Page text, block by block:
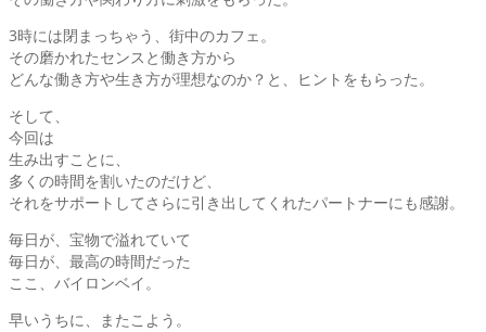
3時には閉まっちゃう、街中のカフェ。
その磨かれたセンスと働き方から
どんな働き方や生き方が理想なのか？と、ヒントをもらった。
そして、
今回は
生み出すことに、
多くの時間を割いたのだけど、
それをサポートしてさらに引き出してくれたパートナーにも感謝。
毎日が、宝物で溢れていて
毎日が、最高の時間だった
ここ、バイロンベイ。
早いうちに、またこよう。